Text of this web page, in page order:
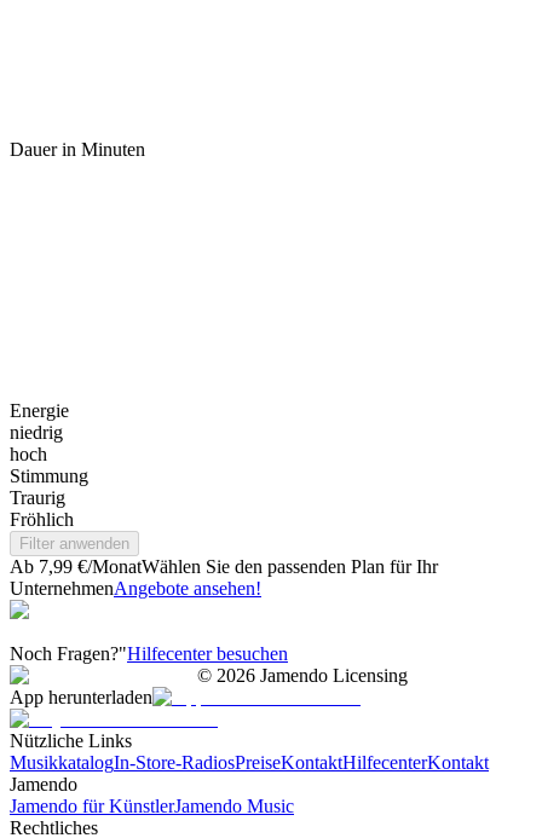
Dauer in Minuten
Energie
niedrig
hoch
Stimmung
Traurig
Fröhlich
Filter anwenden
Ab 7,99 €/MonatWählen Sie den passenden Plan für Ihr
UnternehmenAngebote ansehen!
Noch Fragen?"Hilfecenter besuchen
© 2026 Jamendo Licensing
App herunterladen
Nützliche Links
MusikkatalogIn-Store-RadiosPreiseKontaktHilfecenterKontakt
Jamendo
Jamendo für KünstlerJamendo Music
Rechtliches